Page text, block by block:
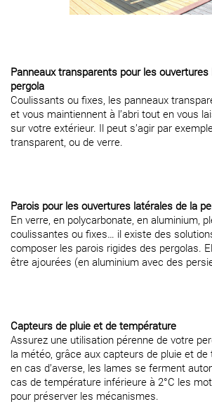
Panneaux transparents pour les
pergola
Coulissants ou fixes, les panneaux
et vous maintiennent à l’abri tout en vous
sur votre extérieur. Il peut s’agir par
transparent, ou de verre.
Parois pour les ouvertures latérales de la
En verre, en polycarbonate, en aluminium,
coulissantes ou fixes… il existe des
composer les parois rigides des pergolas.
être ajourées (en aluminium avec des
Capteurs de pluie et de température
Assurez une utilisation pérenne de votre
la météo, grâce aux capteurs de pluie et
en cas d’averse, les lames se ferment
cas de température inférieure à 2°C les
pour préserver les mécanismes.